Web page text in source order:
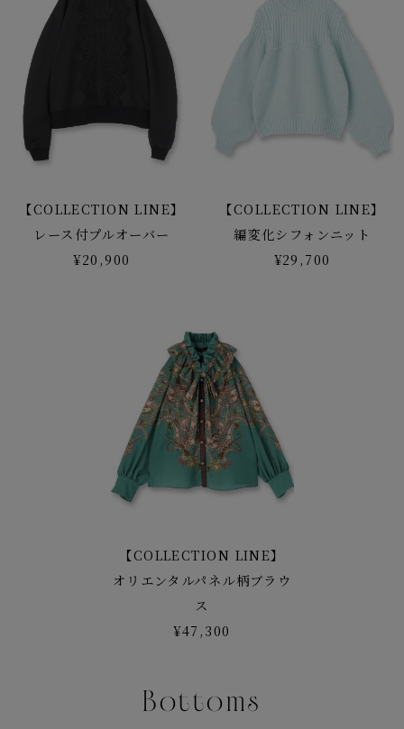
【COLLECTION LINE】
レース付プルオーバー
¥20,900
【COLLECTION LINE】
編変化シフォンニット
¥29,700
【COLLECTION LINE】
オリエンタルパネル柄ブラウ
ス
¥47,300
Bottoms